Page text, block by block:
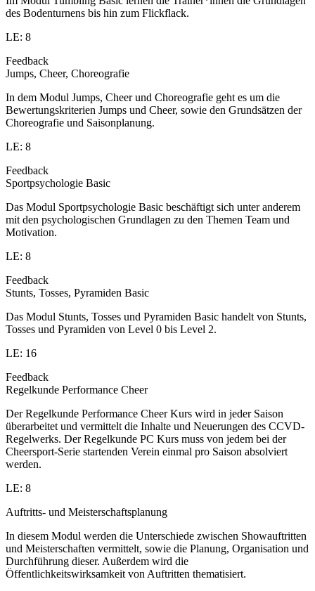
des Bodenturnens bis hin zum Flickflack.
LE: 8
Feedback
Jumps, Cheer, Choreografie
In dem Modul Jumps, Cheer und Choreografie geht es um die
Bewertungskriterien Jumps und Cheer, sowie den Grundsätzen der
Choreografie und Saisonplanung.
LE: 8
Feedback
Sportpsychologie Basic
Das Modul Sportpsychologie Basic beschäftigt sich unter anderem
mit den psychologischen Grundlagen zu den Themen Team und
Motivation.
LE: 8
Feedback
Stunts, Tosses, Pyramiden Basic
Das Modul Stunts, Tosses und Pyramiden Basic handelt von Stunts,
Tosses und Pyramiden von Level 0 bis Level 2.
LE: 16
Feedback
Regelkunde Performance Cheer
Der Regelkunde Performance Cheer Kurs wird in jeder Saison
überarbeitet und vermittelt die Inhalte und Neuerungen des CCVD-
Regelwerks. Der Regelkunde PC Kurs muss von jedem bei der
Cheersport-Serie startenden Verein einmal pro Saison absolviert
werden.
LE: 8
Auftritts- und Meisterschaftsplanung
In diesem Modul werden die Unterschiede zwischen Showauftritten
und Meisterschaften vermittelt, sowie die Planung, Organisation und
Durchführung dieser. Außerdem wird die
Öffentlichkeitswirksamkeit von Auftritten thematisiert.